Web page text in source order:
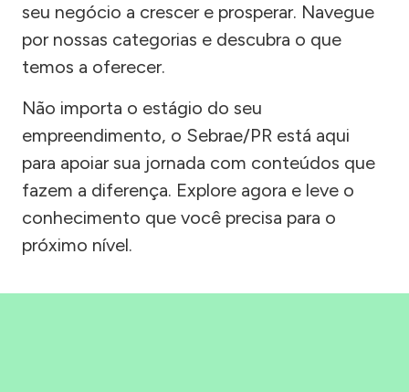
seu negócio a crescer e prosperar. Navegue
por nossas categorias e descubra o que
temos a oferecer.
Não importa o estágio do seu
empreendimento, o Sebrae/PR está aqui
para apoiar sua jornada com conteúdos que
fazem a diferença. Explore agora e leve o
conhecimento que você precisa para o
próximo nível.